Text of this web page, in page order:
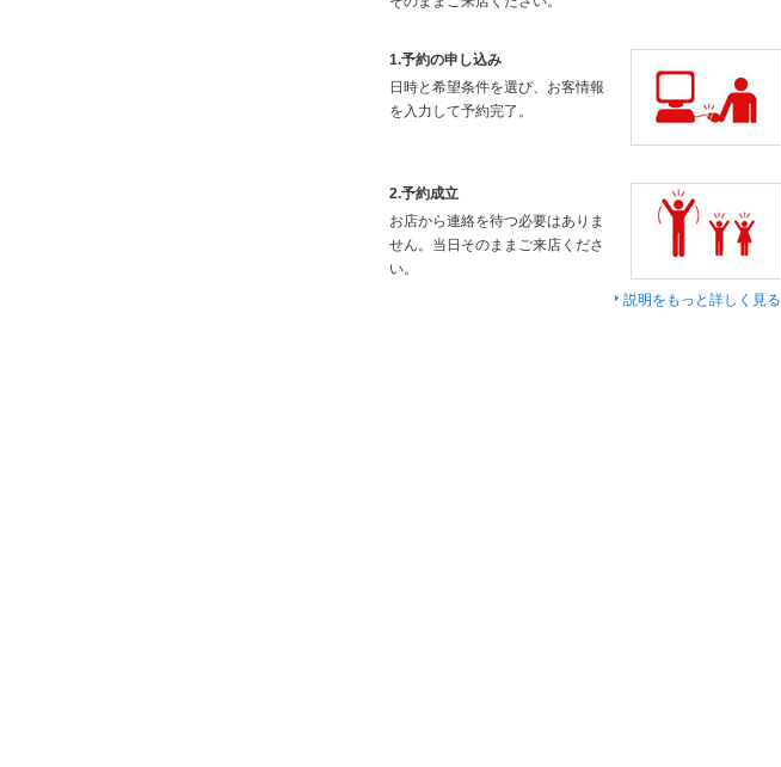
1.予約の申し込み
日時と希望条件を選び、お客情報
を入力して予約完了。
2.予約成立
お店から連絡を待つ必要はありま
せん。当日そのままご来店くださ
い。
説明をもっと詳しく見る